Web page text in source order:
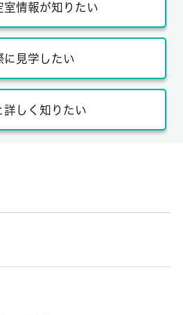
室情報が知りたい
に見学したい
詳しく知りたい